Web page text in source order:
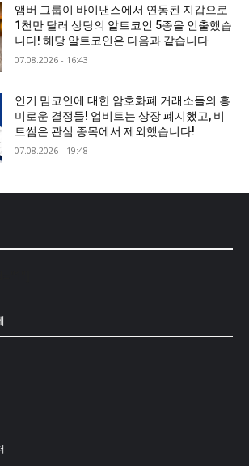
앰버 그룹이 바이낸스에서 연동된 지갑으로
1천만 달러 상당의 알트코인 5종을 인출했습
니다! 해당 알트코인은 다음과 같습니다
07.08.2026 - 16:43
인기 밈코인에 대한 암호화폐 거래소들의 흥
미로운 결정들! 업비트는 상장 폐지했고, 비
트썸은 관심 종목에서 제외했습니다!
07.08.2026 - 19:48